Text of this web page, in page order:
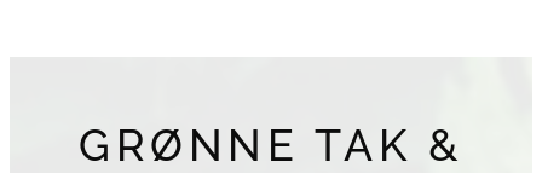
GRØNNE TAK &